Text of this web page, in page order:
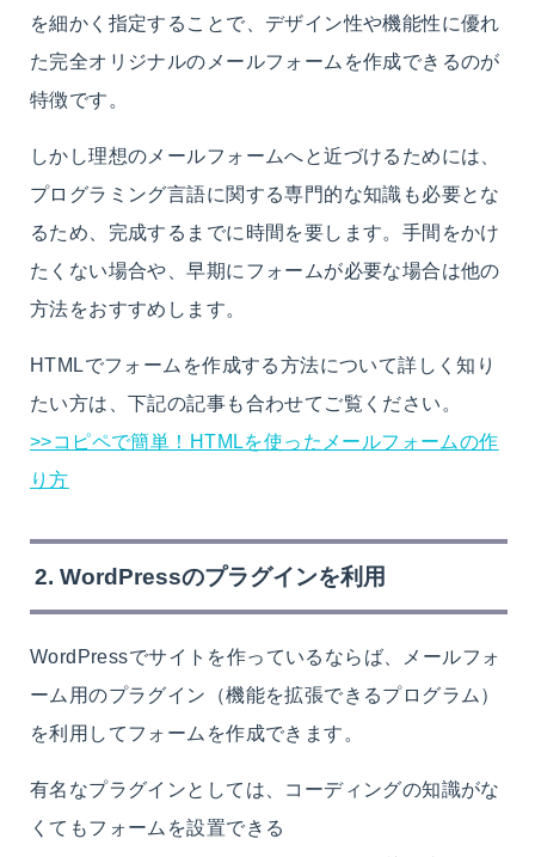
を細かく指定することで、デザイン性や機能性に優れ
た完全オリジナルのメールフォームを作成できるのが
特徴です。
しかし理想のメールフォームへと近づけるためには、
プログラミング言語に関する専門的な知識も必要とな
るため、完成するまでに時間を要します。手間をかけ
たくない場合や、早期にフォームが必要な場合は他の
方法をおすすめします。
HTMLでフォームを作成する方法について詳しく知り
たい方は、下記の記事も合わせてご覧ください。
>>コピペで簡単！HTMLを使ったメールフォームの作
り方
2. WordPressのプラグインを利用
WordPressでサイトを作っているならば、メールフォ
ーム用のプラグイン（機能を拡張できるプログラム）
を利用してフォームを作成できます。
有名なプラグインとしては、コーディングの知識がな
くてもフォームを設置できる